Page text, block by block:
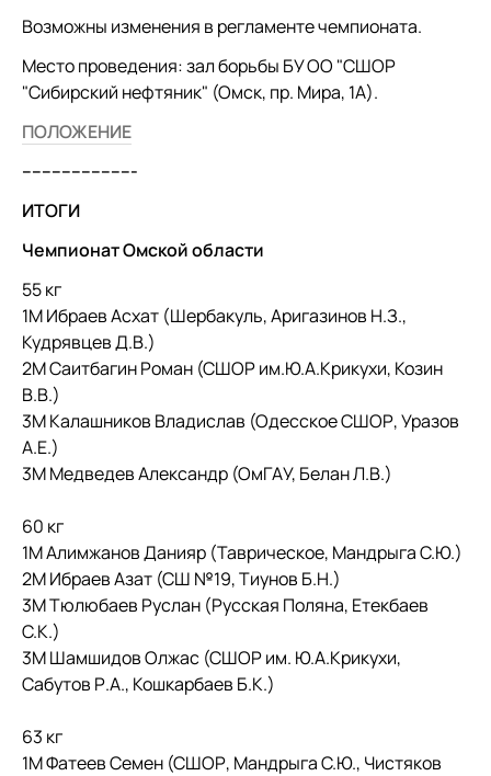
Возможны изменения в регламенте чемпионата.
Место проведения: зал борьбы БУ ОО "СШОР
"Сибирский нефтяник" (Омск, пр. Мира, 1А).
ПОЛОЖЕНИЕ
-----------------------
ИТОГИ
Чемпионат Омской области
55 кг
1М Ибраев Асхат (Шербакуль, Аригазинов Н.З.,
Кудрявцев Д.В.)
2М Саитбагин Роман (СШОР им.Ю.А.Крикухи, Козин
В.В.)
3М Калашников Владислав (Одесское СШОР, Уразов
А.Е.)
3М Медведев Александр (ОмГАУ, Белан Л.В.)
60 кг
1М Алимжанов Данияр (Таврическое, Мандрыга С.Ю.)
2М Ибраев Азат (СШ №19, Тиунов Б.Н.)
3М Тюлюбаев Руслан (Русская Поляна, Етекбаев
С.К.)
3М Шамшидов Олжас (СШОР им. Ю.А.Крикухи,
Сабутов Р.А., Кошкарбаев Б.К.)
63 кг
1М Фатеев Семен (СШОР, Мандрыга С.Ю., Чистяков